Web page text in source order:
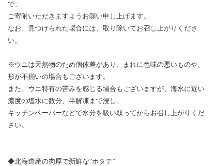
で、
ご寄附いただきますようお願い申し上げます。
なお、見つけられた場合には、取り除いてお召し上がりくださ
い。
※ウニは天然物のため個体差があり、まれに色味の悪いものや、
形が不揃いの場合もございます。
また、ウニ特有の苦みを感じる場合もございますが、海水に近い
濃度の塩水に数分、半解凍まで浸し、
キッチンペーパーなどで水分を吸い取ってからお召し上がりくだ
さい。
◆北海道産の肉厚で新鮮な“ホタテ”